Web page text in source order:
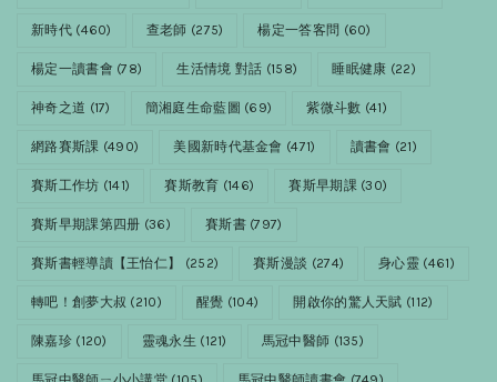
新時代(460) 查老師 (275) 楊定一答客問 (60)
楊定一讀書會 (78) 生活情境 對話 (158) 睡眠健康 (22)
神奇之道 (17) 簡湘庭生命藍圖 (69) 紫微斗數 (41)
網路賽斯課 (490) 美國新時代基金會 (471) 讀書會 (21)
賽斯工作坊 (141) 賽斯教育 (146) 賽斯早期課 (30)
賽斯早期課第四册 (36) 賽斯書(797)
賽斯書輕導讀【王怡仁】 (252) 賽斯漫談 (274) 身心靈 (461)
轉吧！創夢大叔 (210) 醒覺 (104) 開啟你的驚人天賦 (112)
陳嘉珍(120) 靈魂永生 (121) 馬冠中醫師 (135)